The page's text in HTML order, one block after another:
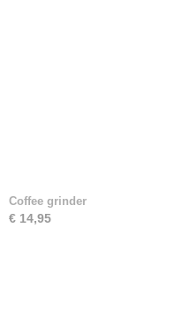
Coffee grinder
€ 14,95